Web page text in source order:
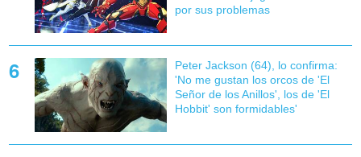
por sus problemas
Peter Jackson (64), lo confirma:
'No me gustan los orcos de 'El
Señor de los Anillos', los de 'El
Hobbit' son formidables'